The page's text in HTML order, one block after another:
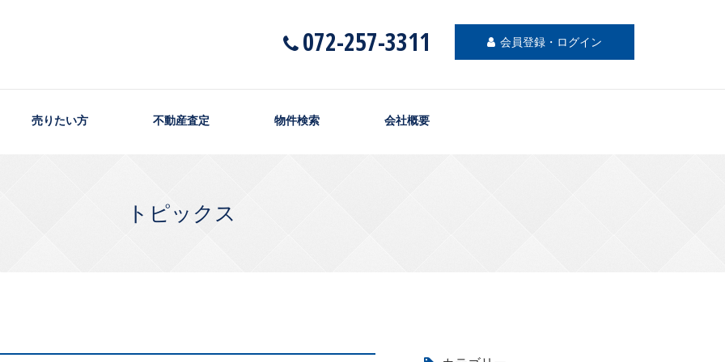
072-257-3311 会員登録・ログイン
売りたい方 不動産査定 物件検索 会社概要
トピックス